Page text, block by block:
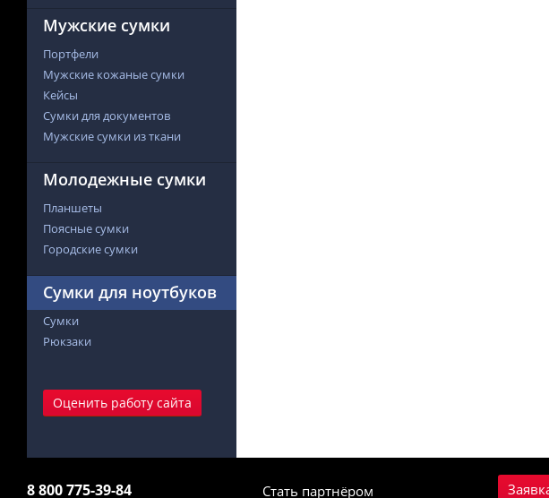
Мужские сумки
Портфели
Мужские кожаные сумки
Кейсы
Сумки для документов
Мужские сумки из ткани
Молодежные сумки
Планшеты
Поясные сумки
Городские сумки
Сумки для ноутбуков
Сумки
Рюкзаки
Оценить работу сайта
8 800 775-39-84 Стать партнёром